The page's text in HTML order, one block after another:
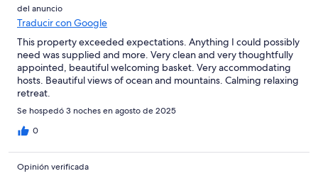
del anuncio
Traducir con Google
This property exceeded expectations. Anything I could possibly
need was supplied and more. Very clean and very thoughtfully
appointed, beautiful welcoming basket. Very accommodating
hosts. Beautiful views of ocean and mountains. Calming relaxing
retreat.
Se hospedó 3 noches en agosto de 2025
0
Opinión verificada